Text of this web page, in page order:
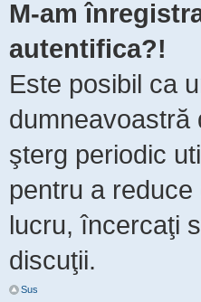
M-am
autentifica?!
Este posibil ca
dumneavoastră
şterg periodic
pentru a
lucru, încercaţi
discuţii.
Sus